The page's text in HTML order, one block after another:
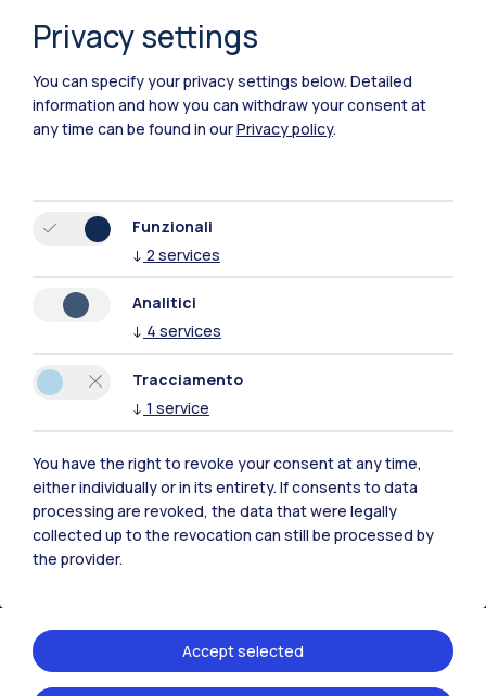
Polimi Community
Tutti i siti dell’ecosistema
Residenze Frontiere
IT EN
Milano Bovisa
Privacy settings
You can specify your privacy settings below. Detailed
information and how you can withdraw your consent at
any time can be found in ourPrivacy policy.
Funzionali
↓ 2 services
Analitici
↓ 4 services
Tracciamento
↓ 1 service
You have the right to revoke your consent at any time,
either individually or in its entirety. If consents to data
processing are revoked, the data that were legally
collected up to the revocation can still be processed by
the provider.
Accept selected